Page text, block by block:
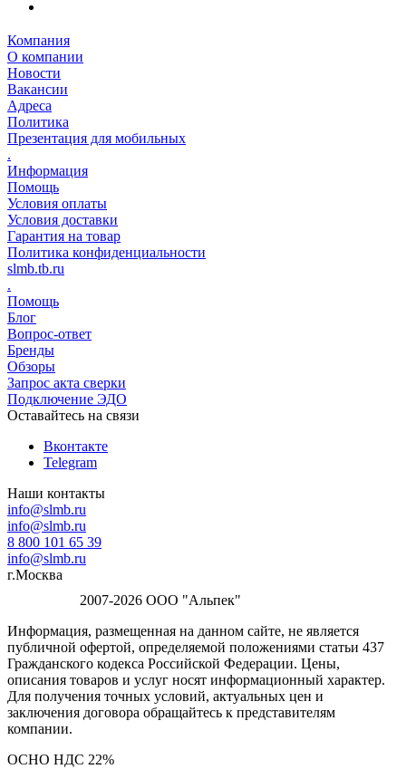
Компания
О компании
Новости
Вакансии
Адреса
Политика
Презентация для мобильных
.
Информация
Помощь
Условия оплаты
Условия доставки
Гарантия на товар
Политика конфиденциальности
slmb.tb.ru
.
Помощь
Блог
Вопрос-ответ
Бренды
Обзоры
Запрос акта сверки
Подключение ЭДО
Оставайтесь на связи
Вконтакте
Telegram
Наши контакты
info@slmb.ru
info@slmb.ru
8 800 101 65 39
info@slmb.ru
г.Москва
2007-2026 ООО "Альпек"
Информация, размещенная на данном сайте, не является
публичной офертой, определяемой положениями статьи 437
Гражданского кодекса Российской Федерации. Цены,
описания товаров и услуг носят информационный характер.
Для получения точных условий, актуальных цен и
заключения договора обращайтесь к представителям
компании.
ОСНО НДС 22%